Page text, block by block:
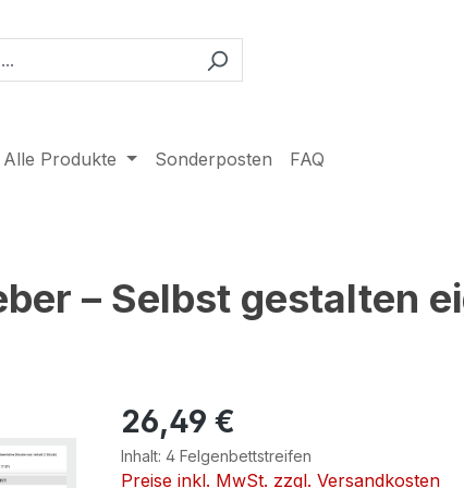
Alle Produkte Sonderposten FAQ
– Selbst gestalten
26,49 €
Inhalt: 4 Felgenbettstreifen
Preise inkl. MwSt. zzgl. Versandkosten